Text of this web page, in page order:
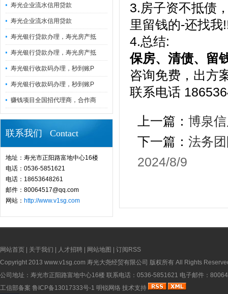
寿光企业流水信用贷款
寿光企业流水信用贷款
寿光银行贷款办理，寿光房产抵
寿光银行贷款办理，寿光房产抵
寿光银行收款码办理，秒到账P
寿光银行收款码办理，秒到账P
赚钱项目全国招代理商，合作商
联系我们 Contact
地址：寿光市正阳路富地中心16楼
电话：0536-5851621
电话：18653648261
邮件：80064517@qq.com
网站： http://www.v1sg.com
3.房子资不抵债
里留钱的-还找我
4.总结:
保房、清债、
咨询免费，出方
联系电话
上一篇： 博泉
下一篇： 法务
2024/8/9
网站首页 关于我们 人才招聘 网站地图
订阅RSS
Copyright 2013 www.v1sg.com 寿光大尧经贸有限公司 版权所有 All Rights
公司地址：寿光市正阳路富地中心16楼 联系电话：0536-5851621 电子邮件：
工信部备案 鲁ICP备13017333号-1 明锐网络 技术支持